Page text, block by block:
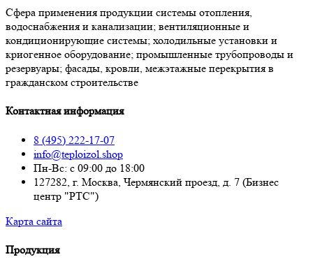
Сфера применения продукции системы отопления,
водоснабжения и канализации; вентиляционные и
кондиционирующие системы; холодильные установки и
криогенное оборудование; промышленные трубопроводы и
резервуары; фасады, кровли, межэтажные перекрытия в
гражданском строительстве
Контактная информация
8 (495) 222-17-07
info@teploizol.shop
Пн-Вс: с 09:00 до 18:00
127282, г. Москва, Чермянский проезд, д. 7 (Бизнес
центр "РТС")
Карта сайта
Продукция